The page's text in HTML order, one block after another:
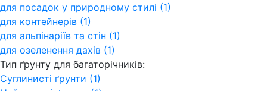
для посадок у природному стилі (1)
для контейнерів (1)
для альпінаріїв та стін (1)
для озеленення дахів (1)
Тип ґрунту для багаторічників:
Суглинисті ґрунти (1)